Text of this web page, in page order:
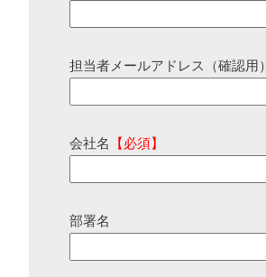
担当者メールアドレス（確認用）
会社名 【必須】
部署名